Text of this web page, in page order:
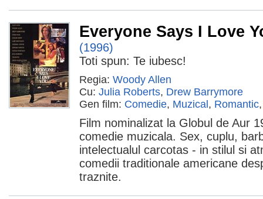
Everyone Says I Love
(1996)
Toti spun: Te iubesc!
Regia: Woody Allen
Cu: Julia Roberts, Drew Barrymore
Gen film: Comedie, Muzical , Romantic
Film nominalizat la Globul de Aur
comedie muzicala. Sex, cuplu,
intelectualul carcotas - in stilul si
comedii traditionale americane
traznite.